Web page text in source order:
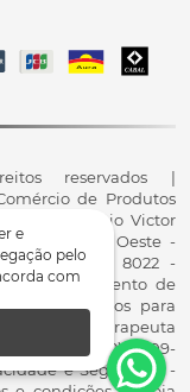
e
pelo
com
reservados |
de Produtos
78 | R. Antônio Victor
Tereza do Oeste -
0800 200 8022 -
Funcionamento de
de Produtos para
- Fisioterapeuta
- Crefito8(PR): 8409-
e Segurança -